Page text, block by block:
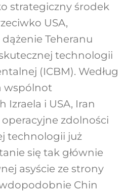
strategiczny środek
USA,
Teheranu
technologii
(ICBM). Według
wspólnot
Izraela i USA, Iran
zdolności
technologii już
się tak głównie
asyście ze strony
Chin